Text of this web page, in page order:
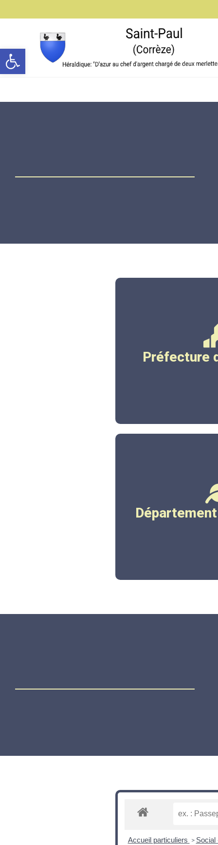
Ouvrir la barre d’outils
Préfecture
Accueil particuliers >